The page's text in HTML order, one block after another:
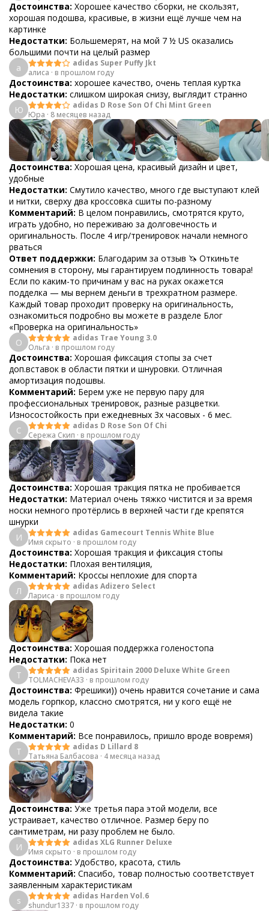
Достоинства: Хорошее качество сборки, не скользят,
хорошая подошва, красивые, в жизни ещё лучше чем на
картинке
Недостатки: Большемерят, на мой 7 ½ US оказались
большими почти на целый размер
а
adidas Super Puffy Jkt
алиса · в прошлом году
Достоинства: хорошее качество, очень теплая куртка
Недостатки: слишком широкая снизу, выглядит странно
Ю
adidas D Rose Son Of Chi Mint Green
Юра · 8 месяцев назад
Достоинства: Хорошая цена, красивый дизайн и цвет,
удобные
Недостатки: Смутило качество, много где выступают клей
и нитки, сверху два кроссовка сшиты по-разному
Комментарий: В целом понравились, смотрятся круто,
играть удобно, но переживаю за долговечность и
оригинальность. После 4 игр/тренировок начали немного
рваться
Ответ поддержки: Благодарим за отзыв 🦄 Откиньте
сомнения в сторону, мы гарантируем подлинность товара!
Если по каким-то причинам у вас на руках окажется
подделка — мы вернем деньги в трехкратном размере.
Каждый товар проходит проверку на оригинальность,
ознакомиться подробно вы можете в разделе Блог
«Проверка на оригинальность»
О
adidas Trae Young 3.0
Ольга · в прошлом году
Достоинства: Хорошая фиксация стопы за счет
доп.вставок в области пятки и шнуровки. Отличная
амортизация подошвы.
Комментарий: Берем уже не первую пару для
профессиональных тренировок, разные разцветки.
Износостойкость при ежедневных 3х часовых - 6 мес.
С
adidas D Rose Son Of Chi
Сережа Скип · в прошлом году
Достоинства: Хорошая тракция пятка не пробивается
Недостатки: Материал очень тяжко чистится и за время
носки немного протёрлись в верхней части где крепятся
шнурки
И
adidas Gamecourt Tennis White Blue
Имя скрыто · в прошлом году
Достоинства: Хорошая тракция и фиксация стопы
Недостатки: Плохая вентиляция,
Комментарий: Кроссы неплохие для спорта
Л
adidas Adizero Select
Лариса · в прошлом году
Достоинства: Хорошая поддержка голеностопа
Недостатки: Пока нет
T
adidas Spiritain 2000 Deluxe White Green
TOLMACHEVA33 · в прошлом году
Достоинства: Фрешики)) очень нравится сочетание и сама
модель горпкор, классно смотрятся, ни у кого ещё не
видела такие
Недостатки: 0
Комментарий: Все понравилось, пришло вроде вовремя)
Т
adidas D Lillard 8
Татьяна Балбасова · 4 месяца назад
Достоинства: Уже третья пара этой модели, все
устраивает, качество отличное. Размер беру по
сантиметрам, ни разу проблем не было.
И
adidas XLG Runner Deluxe
Имя скрыто · в прошлом году
Достоинства: Удобство, красота, стиль
Комментарий: Спасибо, товар полностью соответствует
заявленным характеристикам
s
adidas Harden Vol.6
shundur1337 · в прошлом году